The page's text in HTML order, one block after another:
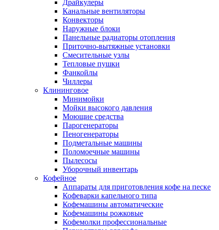
Драйкулеры
Канальные вентиляторы
Конвекторы
Наружные блоки
Панельные радиаторы отопления
Приточно-вытяжные установки
Смесительные узлы
Тепловые пушки
Фанкойлы
Чиллеры
Клининговое
Минимойки
Мойки высокого давления
Моющие средства
Парогенераторы
Пеногенераторы
Подметальные машины
Поломоечные машины
Пылесосы
Уборочный инвентарь
Кофейное
Аппараты для приготовления кофе на песке
Кофеварки капельного типа
Кофемашины автоматические
Кофемашины рожковые
Кофемолки профессиональные